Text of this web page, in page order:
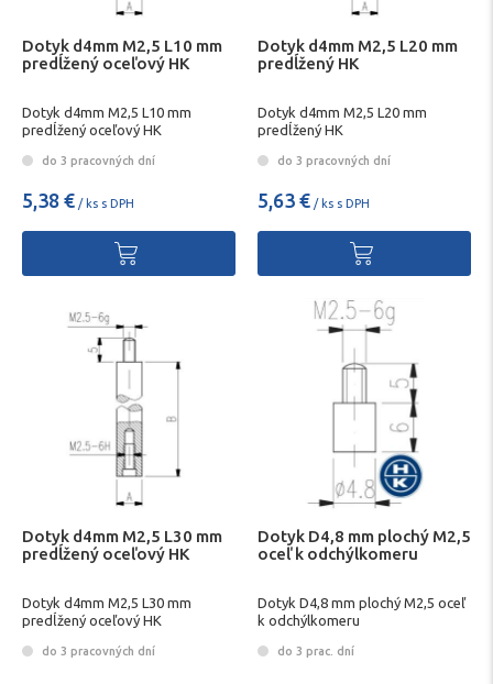
Dotyk d4mm M2,5 L10 mm
predĺžený oceľový HK
Dotyk d4mm M2,5 L10 mm
predĺžený oceľový HK
do 3 pracovných dní
5,38 € / ks s DPH
Dotyk d4mm M2,5 L20 mm
predĺžený HK
Dotyk d4mm M2,5 L20 mm
predĺžený HK
do 3 pracovných dní
5,63 € / ks s DPH
Dotyk d4mm M2,5 L30 mm
predĺžený oceľový HK
Dotyk d4mm M2,5 L30 mm
predĺžený oceľový HK
do 3 pracovných dní
Dotyk D4,8 mm plochý M2,5
oceľ k odchýlkomeru
Dotyk D4,8 mm plochý M2,5 oceľ
k odchýlkomeru
do 3 prac. dní